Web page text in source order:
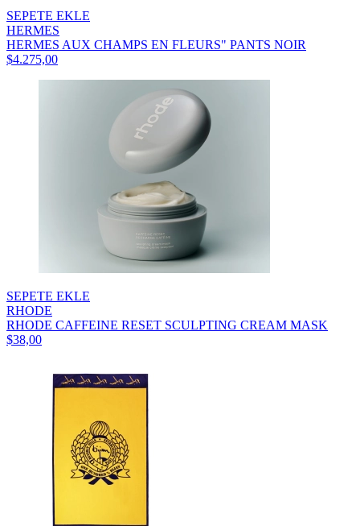
SEPETE EKLE
HERMES
HERMES AUX CHAMPS EN FLEURS" PANTS NOIR
$4.275,00
SEPETE EKLE
RHODE
RHODE CAFFEINE RESET SCULPTING CREAM MASK
$38,00